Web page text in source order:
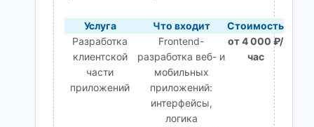
Услуга Что входит
Стоимость
Разработка
клиентской
части
приложений
Frontend-
разработка веб- и
мобильных
приложений:
интерфейсы,
логика
от 4 000 ₽/
час